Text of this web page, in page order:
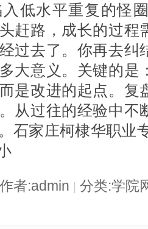
低水平重复的怪
赶路，成长的过程
过去了。你再去纠
大意义。关键的是
是改进的起点。复
从过往的经验中不
石家庄柯棣华职业
作者:admin 分类:学院